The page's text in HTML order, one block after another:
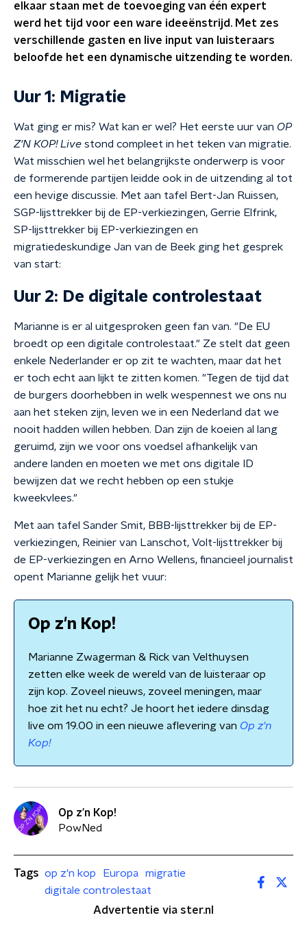
elkaar staan met de toevoeging van één expert
werd het tijd voor een ware ideeënstrijd. Met zes
verschillende gasten en live input van luisteraars
beloofde het een dynamische uitzending te worden.
Uur 1: Migratie
Wat ging er mis? Wat kan er wel? Het eerste uur van OP
Z'N KOP! Live stond compleet in het teken van migratie.
Wat misschien wel het belangrijkste onderwerp is voor
de formerende partijen leidde ook in de uitzending al tot
een hevige discussie. Met aan tafel Bert-Jan Ruissen,
SGP-lijsttrekker bij de EP-verkiezingen, Gerrie Elfrink,
SP-lijsttrekker bij EP-verkiezingen en
migratiedeskundige Jan van de Beek ging het gesprek
van start:
Uur 2: De digitale controlestaat
Marianne is er al uitgesproken geen fan van. "De EU
broedt op een digitale controlestaat." Ze stelt dat geen
enkele Nederlander er op zit te wachten, maar dat het
er toch echt aan lijkt te zitten komen. "Tegen de tijd dat
de burgers doorhebben in welk wespennest we ons nu
aan het steken zijn, leven we in een Nederland dat we
nooit hadden willen hebben. Dan zijn de koeien al lang
geruimd, zijn we voor ons voedsel afhankelijk van
andere landen en moeten we met ons digitale ID
bewijzen dat we recht hebben op een stukje
kweekvlees."
Met aan tafel Sander Smit, BBB-lijsttrekker bij de EP-
verkiezingen, Reinier van Lanschot, Volt-lijsttrekker bij
de EP-verkiezingen en Arno Wellens, financieel journalist
opent Marianne gelijk het vuur:
Op z'n Kop!
Marianne Zwagerman & Rick van Velthuysen
zetten elke week de wereld van de luisteraar op
zijn kop. Zoveel nieuws, zoveel meningen, maar
hoe zit het nu echt? Je hoort het iedere dinsdag
live om 19.00 in een nieuwe aflevering van Op z'n
Kop!
Op z’n Kop!
PowNed
Tags op z'n kop Europa
migratie
digitale controlestaat
Advertentie via ster.nl